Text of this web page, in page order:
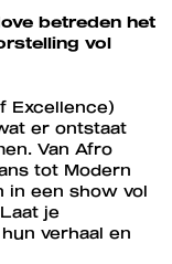
betreden het
vol
Excellence)
er ontstaat
Van Afro
tot Modern
in een show vol
je
verhaal en